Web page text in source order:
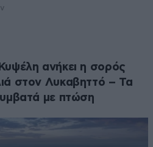
ανήκει η σορός
στον Λυκαβηττό – Τα
με πτώση